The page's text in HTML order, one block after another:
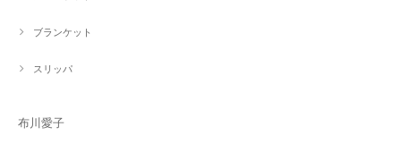
ブランケット
スリッパ
布川愛子